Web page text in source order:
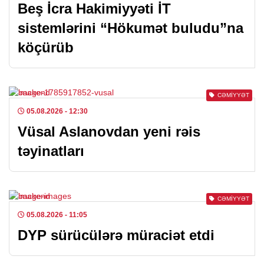
Beş İcra Hakimiyyəti İT
sistemlərini “Hökumət buludu”na
köçürüb
CƏMIYYƏT
05.08.2026 - 12:30
Vüsal Aslanovdan yeni rəis
təyinatları
CƏMIYYƏT
05.08.2026 - 11:05
DYP sürücülərə müraciət etdi